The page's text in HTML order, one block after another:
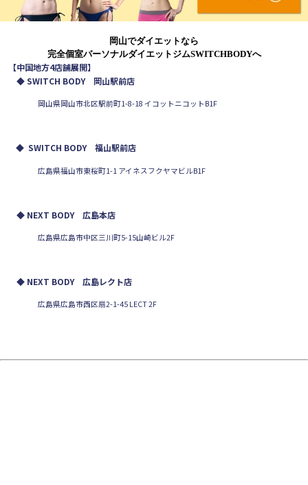
岡山でダイエットなら
完全個室パーソナルダイエットジムSWITCHBODYへ
【中国地方4店舗展開】
◆ SWITCH BODY 岡山駅前店
岡山県岡山市北区駅前町1-8-18 イコットニコットB1F
◆ SWITCH BODY 福山駅前店
広島県福山市東桜町1-1 アイネスフクヤマビルB1F
◆ NEXT BODY 広島本店
広島県広島市中区三川町5-15山崎ビル2F
◆ NEXT BODY 広島レクト店
広島県広島市西区扇2-1-45 LECT 2F